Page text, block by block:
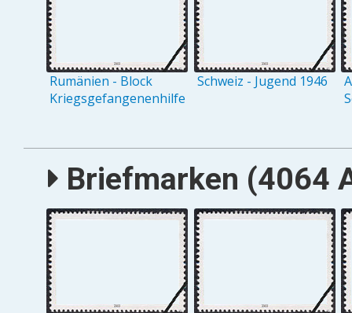
Rumänien - Block
Kriegsgefangenenhilfe
Schweiz - Jugend 1946
Briefmarken (4064